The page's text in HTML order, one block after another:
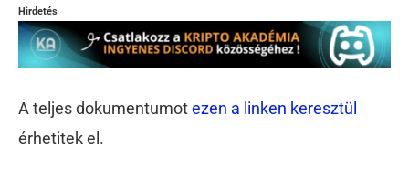
Hirdetés
A teljes dokumentumotezen a linken keresztül
érhetitek el.